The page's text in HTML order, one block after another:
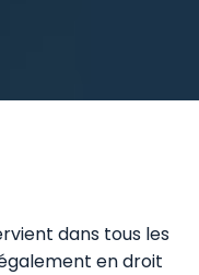
dans tous les
en droit